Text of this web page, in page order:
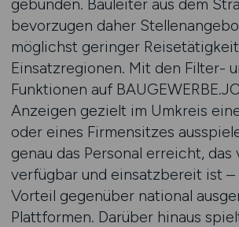
gebunden. Bauleiter aus dem
bevorzugen daher
möglichst geringer
Einsatzregionen. Mit den Filter-
Funktionen auf
Anzeigen gezielt im Umkreis
oder eines Firmensitzes
genau das Personal erreicht, das
verfügbar und einsatzbereit ist
Vorteil gegenüber national
Plattformen. Darüber hinaus